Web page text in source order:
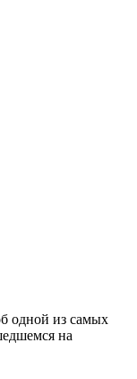
одной из самых
на